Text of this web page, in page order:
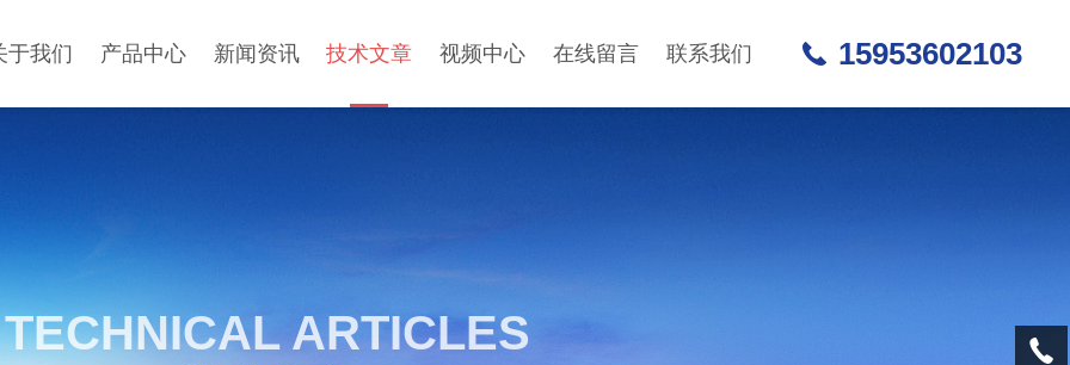
于我们 产品中心 新闻资讯 技术文章 视频中心 在线留言 联系我们 15953602103
TECHNICAL ARTICLES